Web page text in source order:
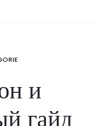
и
гайд